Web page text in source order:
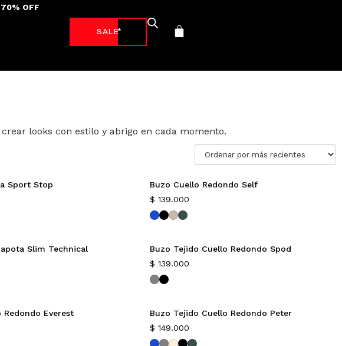
OFF
-70%*
looks con estilo y abrigo en cada momento.
Sport Stop
Nuevo
Buzo Cuello Redondo Self
$ 139.000
Slim Technical
Buzo Tejido Cuello Redondo Spod
$ 139.000
Redondo Everest
Buzo Tejido Cuello Redondo Peter
$ 149.000